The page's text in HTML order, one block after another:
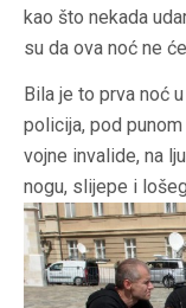
kao što nekada
su da ova noć ne
Bila je to prva noć
policija, pod
vojne invalide, na
nogu, slijepe i